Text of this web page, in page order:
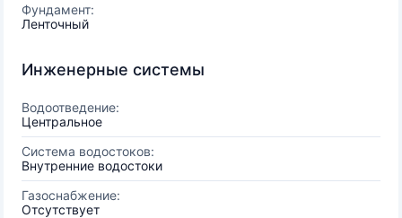
Фундамент:
Ленточный
Инженерные системы
Водоотведение:
Центральное
Система водостоков:
Внутренние водостоки
Газоснабжение:
Отсутствует